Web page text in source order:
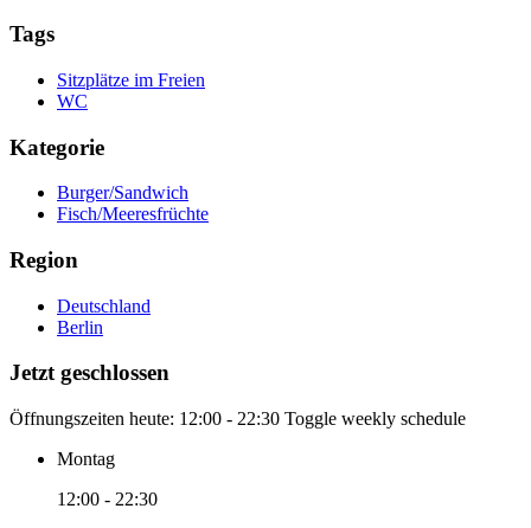
Tags
Sitzplätze im Freien
WC
Kategorie
Burger/Sandwich
Fisch/Meeresfrüchte
Region
Deutschland
Berlin
Jetzt geschlossen
Öffnungszeiten heute: 12:00 - 22:30 Toggle weekly schedule
Montag
12:00 - 22:30